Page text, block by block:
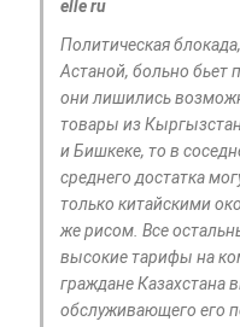
elle ru
Политическая
Астаной, больно бьет
они лишились
товары из
и Бишкеке, то в
среднего достатка
только китайскими
же рисом. Все
высокие тарифы на
граждане Казахстана
обслуживающего его